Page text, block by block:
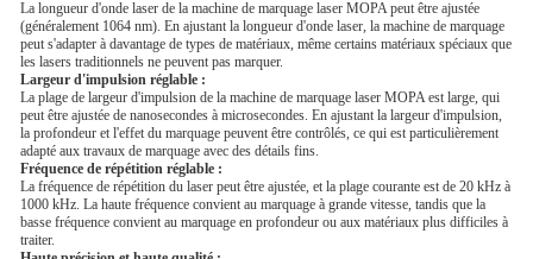
La longueur d'onde laser de la machine de marquage laser MOPA peut être ajustée
(généralement 1064 nm). En ajustant la longueur d'onde laser, la machine de marquage
peut s'adapter à davantage de types de matériaux, même certains matériaux spéciaux que
les lasers traditionnels ne peuvent pas marquer.
Largeur d'impulsion réglable :
La plage de largeur d'impulsion de la machine de marquage laser MOPA est large, qui
peut être ajustée de nanosecondes à microsecondes. En ajustant la largeur d'impulsion,
la profondeur et l'effet du marquage peuvent être contrôlés, ce qui est particulièrement
adapté aux travaux de marquage avec des détails fins.
Fréquence de répétition réglable :
La fréquence de répétition du laser peut être ajustée, et la plage courante est de 20 kHz à
1000 kHz. La haute fréquence convient au marquage à grande vitesse, tandis que la
basse fréquence convient au marquage en profondeur ou aux matériaux plus difficiles à
traiter.